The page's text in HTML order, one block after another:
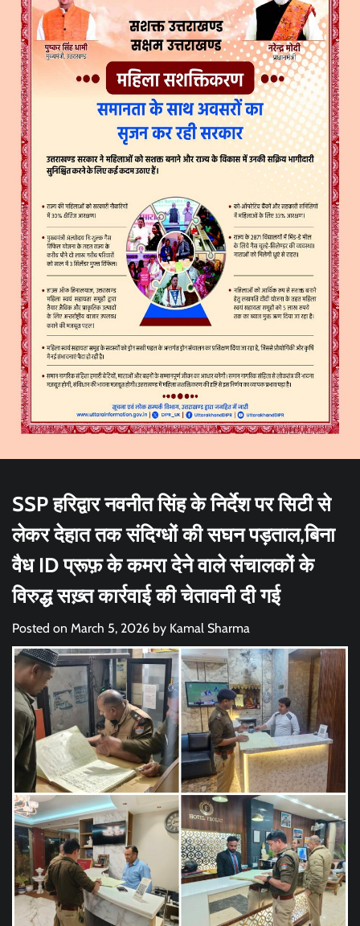
SSP हरिद्वार नवनीत सिंह के निर्देश पर सिटी से
लेकर देहात तक संदिग्धों की सघन पड़ताल,बिना
वैध ID प्रूफ़ के कमरा देने वाले संचालकों के
विरुद्ध सख़्त कार्रवाई की चेतावनी दी गई
Posted on March 5, 2026 by Kamal Sharma